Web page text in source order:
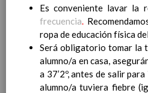
Esperamos que sea de su interés.
IntroducciÃ³n
AnÃ¡lisis del Contexto
Es conveniente lavar la
frecuencia.
ropa de educación física
Será obligatorio tomar la
alumno/a en casa,
a 37’2º, antes de salir
alumno/a tuviera fiebre